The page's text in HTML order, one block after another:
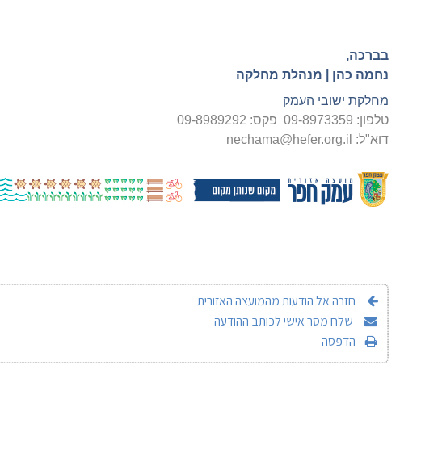
בברכה,
נחמה כהן | מנהלת מחלקה
מחלקת ישובי העמק
טלפון: 09-8973359 פקס: 09-8989292
דוא"ל: nechama@hefer.org.il
חזרה אל הודעות מהמועצה האזורית
שלח מסר אישי לכותב ההודעה
הדפסה